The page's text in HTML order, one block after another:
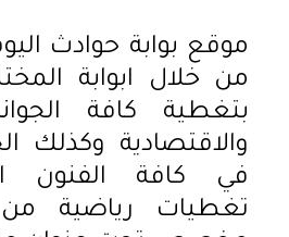
موقع بوابة حوادث
من خلال ابوابة
بتغطية كافة
والاقتصادية وكذلك
في كافة الفنون
تغطيات رياضية